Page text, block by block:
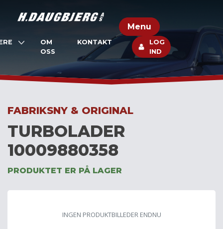
Menu
OM
OSS
KONTAKT
LOG
IND
FABRIKSNY & ORIGINAL
TURBOLADER
10009880358
PRODUKTET ER PÅ LAGER
INGEN PRODUKTBILLEDER ENDNU